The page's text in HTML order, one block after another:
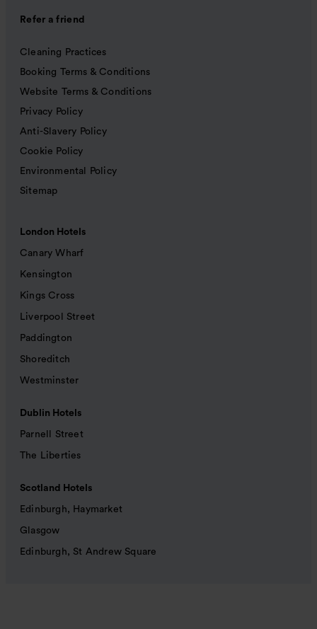
Refer a friend
Cleaning Practices
Booking Terms & Conditions
Website Terms & Conditions
Privacy Policy
Anti-Slavery Policy
Cookie Policy
Environmental Policy
Sitemap
London Hotels
Canary Wharf
Kensington
Kings Cross
Liverpool Street
Paddington
Shoreditch
Westminster
Dublin Hotels
Parnell Street
The Liberties
Scotland Hotels
Edinburgh, Haymarket
Glasgow
Edinburgh, St Andrew Square